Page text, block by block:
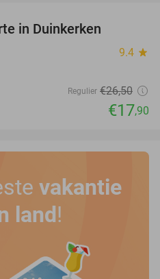
in Duinkerken
9.4 star
Regulier €26,50
€17,90
vakantie
land!